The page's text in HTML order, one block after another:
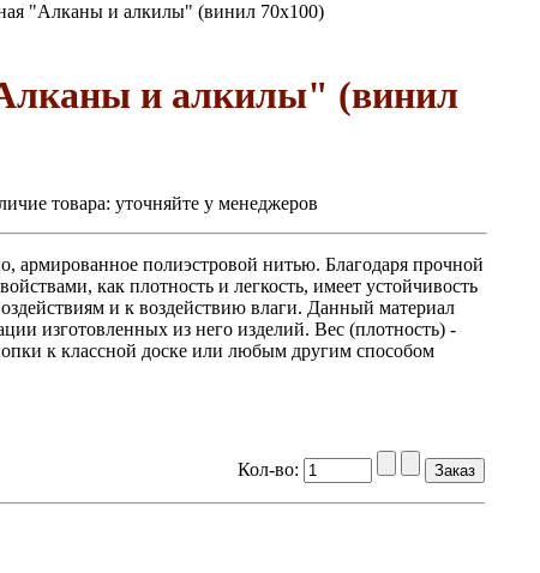
"Алканы и алкилы" (винил 70х100)
и алкилы" (винил
товара: уточняйте у менеджеров
армированное полиэстровой нитью. Благодаря прочной
как плотность и легкость, имеет устойчивость
и к воздействию влаги. Данный материал
изготовленных из него изделий. Вес (плотность) -
к классной доске или любым другим способом
Кол-во: